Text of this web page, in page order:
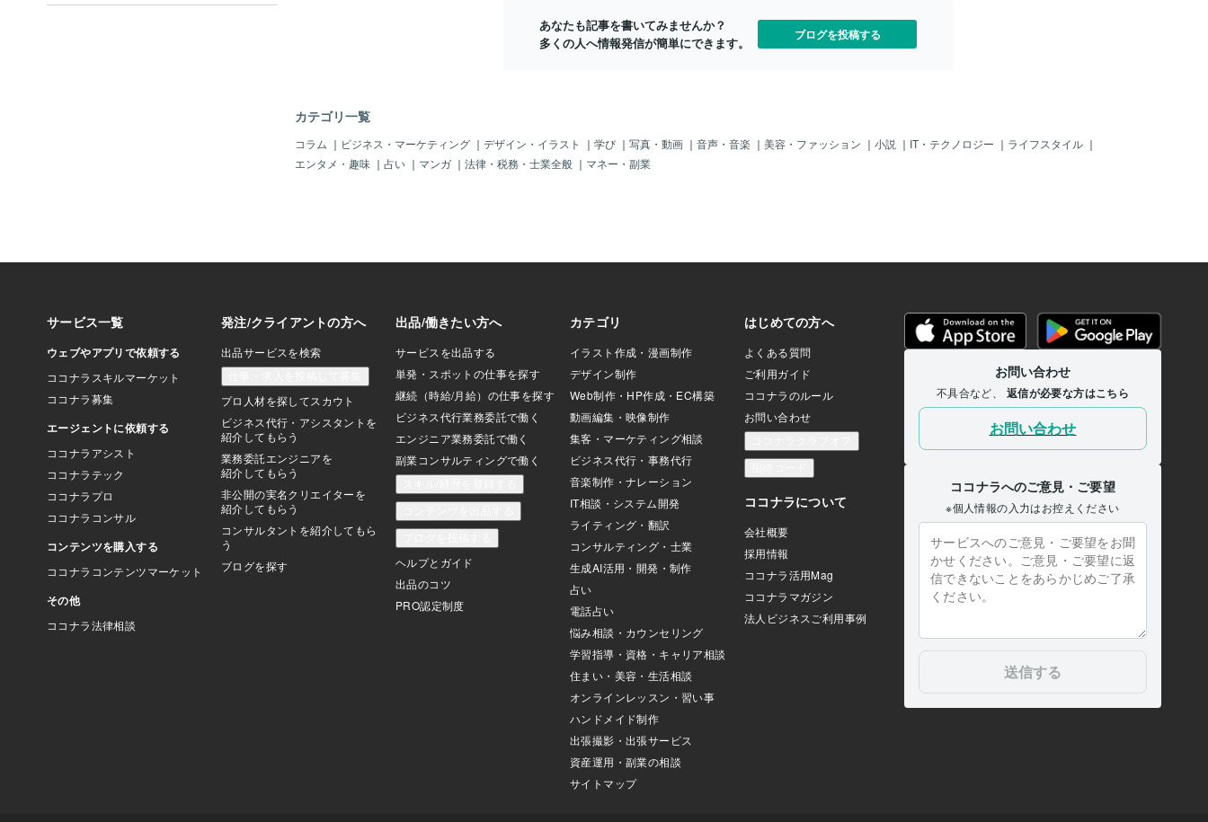
ンプルを無料で入手する】www.lpinform
ationdata.com/reports/1871082/biosafety
-cabinets-for-disease-prevention-and-co
ntrolBiosafety Cabinets for Disease Prev
ention and
osafety Cabinets for Pharmaceutical Indu
stries 市場の全体像を包括的に分析し、
cal Industries 製品ラインアップや技術
力、市場参入戦略、市
あなたも記事を書いてみませんか？
多くの人へ情報発信が簡単にできます。
ブログを投稿する
カテゴリ一覧
コラム ｜ ビジネス・マーケティング ｜ デザイン・イラスト ｜ 学び ｜ 写真・動画 ｜ 音声・音楽 ｜ 美容・ファッション ｜ 小説 ｜ IT・テクノロジー ｜ ライフスタイル ｜
エンタメ・趣味 ｜ 占い ｜ マンガ ｜ 法律・税務・士業全般 ｜ マネー・副業